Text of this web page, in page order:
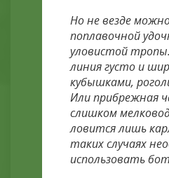
Но не везде
поплавочной
уловистой
линия густо и
кубышками,
Или прибрежная
слишком
ловится лишь
таких случаях
использовать